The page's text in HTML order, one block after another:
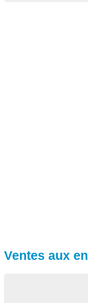
Ventes aux